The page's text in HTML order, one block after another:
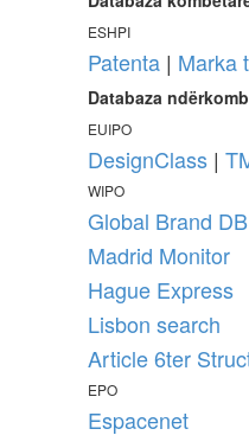
ESHPI
Patenta | Marka
Databaza
EUIPO
DesignClass |
WIPO
Global Brand DB
Madrid Monitor
Hague Express
Lisbon search
Article 6ter
EPO
Espacenet